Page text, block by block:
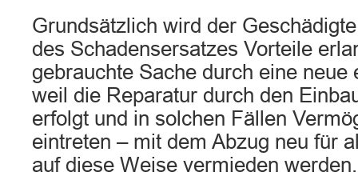
Grundsätzlich wird der
des Schadensersatzes Vorteile
gebrauchte Sache durch eine neue
weil die Reparatur durch den
erfolgt und in solchen Fällen
eintreten – mit dem Abzug neu für
auf diese Weise vermieden